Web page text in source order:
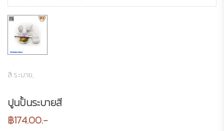
สี ระบาย,
ปูนปั้นระบายสี
฿174.00.-